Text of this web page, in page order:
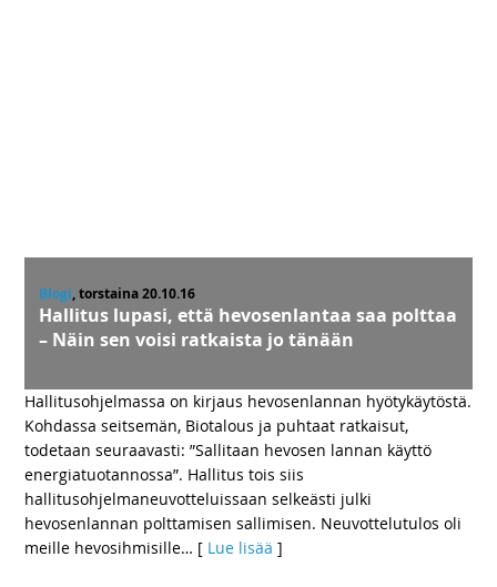
Blogi, torstaina 20.10.16
Hallitus lupasi, että hevosenlantaa saa polttaa
– Näin sen voisi ratkaista jo tänään
Hallitusohjelmassa on kirjaus hevosenlannan hyötykäytöstä.
Kohdassa seitsemän, Biotalous ja puhtaat ratkaisut,
todetaan seuraavasti: ”Sallitaan hevosen lannan käyttö
energiatuotannossa”. Hallitus tois siis
hallitusohjelmaneuvotteluissaan selkeästi julki
hevosenlannan polttamisen sallimisen. Neuvottelutulos oli
meille hevosihmisille… [ Lue lisää ]